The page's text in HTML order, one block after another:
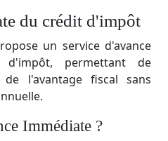
du crédit d'impôt
un service d'avance
permettant de
l'avantage fiscal sans
Immédiate ?